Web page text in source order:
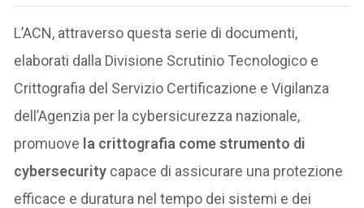
L’ACN, attraverso questa serie di documenti,
elaborati dalla Divisione Scrutinio Tecnologico e
Crittografia del Servizio Certificazione e Vigilanza
dell’Agenzia per la cybersicurezza nazionale,
promuove la crittografia come strumento di
cybersecurity capace di assicurare una protezione
efficace e duratura nel tempo dei sistemi e dei